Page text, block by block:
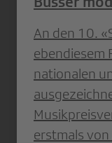
An den 10.
ebendiesem
nationalen
erstmals